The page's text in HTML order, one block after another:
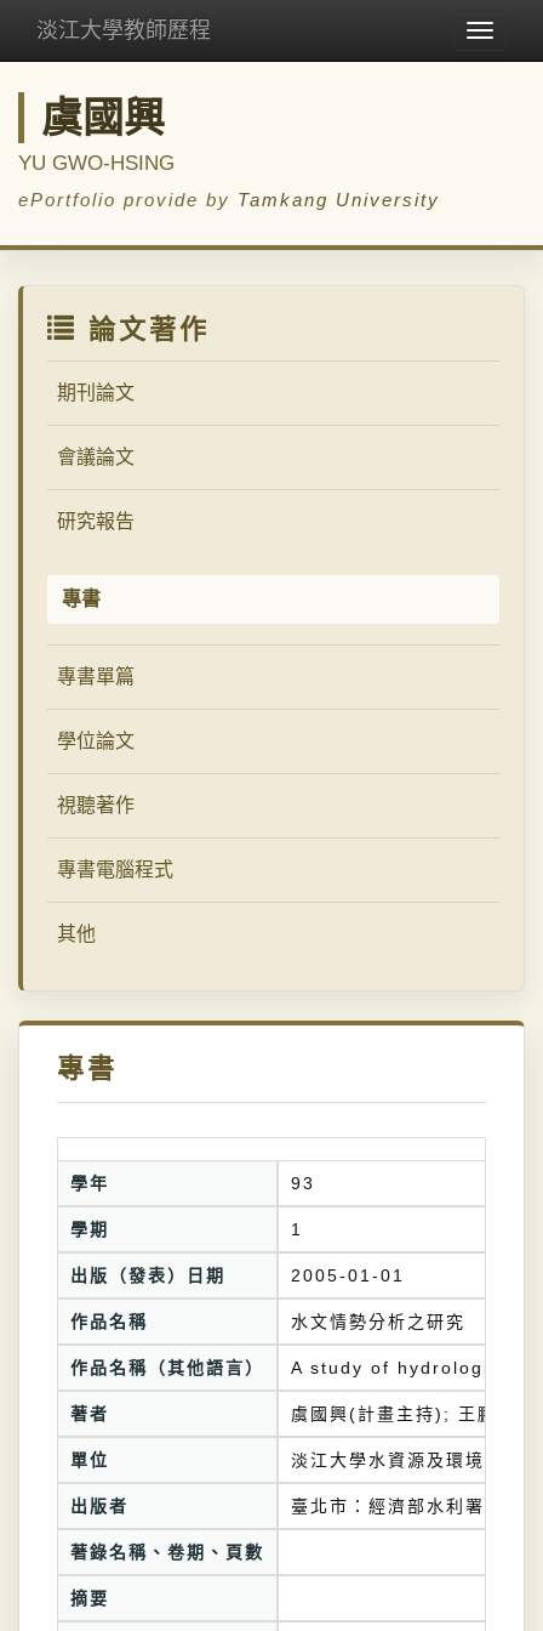
Toggle
淡江大學教師歷程
虞國興
YU GWO-HSING
ePortfolio provide by Tamkang University
論文著作
期刊論文
會議論文
研究報告
專書
專書單篇
學位論文
視聽著作
專書電腦程式
其他
專書
學年 93
學期 1
出版（發表）日期 2005-01-01
作品名稱 水文情勢分析之研究
作品名稱（其他語言） A study of hydrological
著者 虞國興(計畫主持); 王鵬瑞(
單位 淡江大學水資源及環境工程
出版者 臺北市：經濟部水利署
著錄名稱、卷期、頁數
摘要